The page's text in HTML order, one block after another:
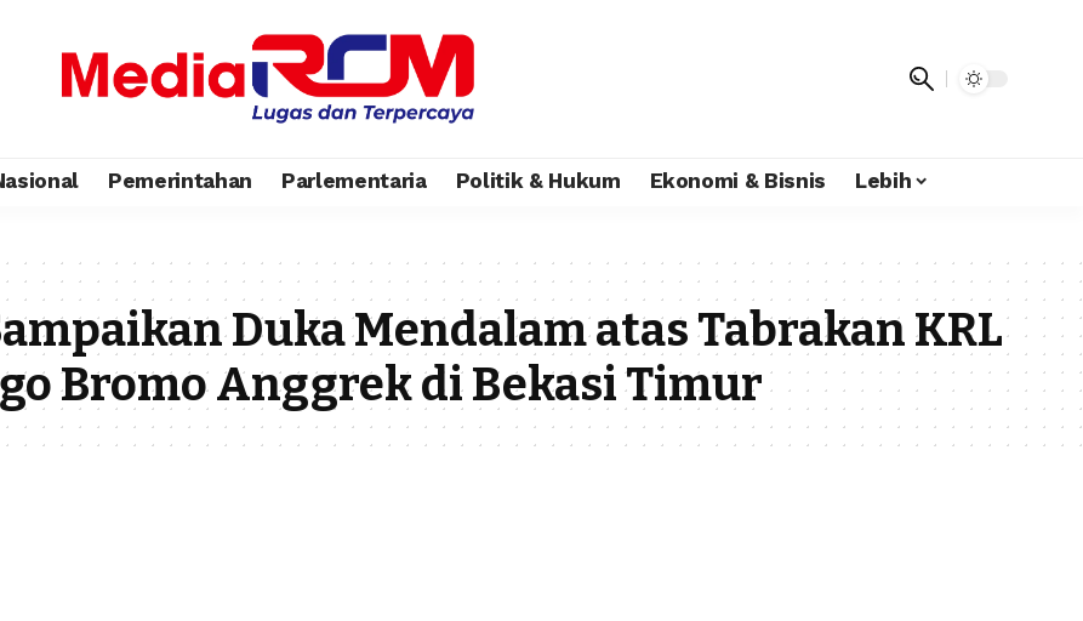
Pemerintahan Parlementaria Politik & Hukum Ekonomi & Bisnis Lebih
Duka Mendalam atas Tabrakan KRL
Bromo Anggrek di Bekasi Timur